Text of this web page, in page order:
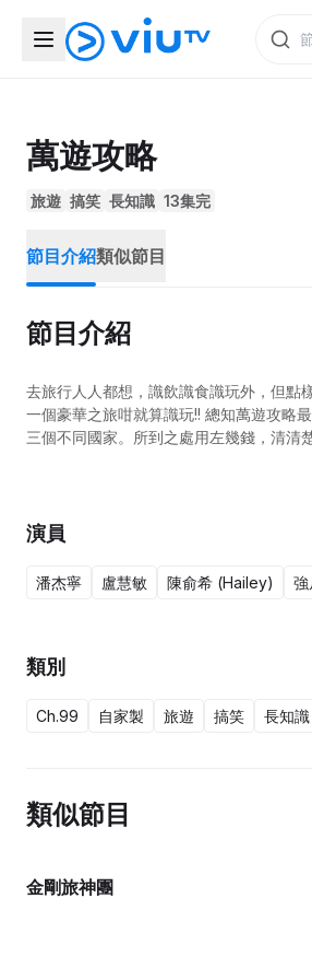
萬遊攻略
旅遊 搞笑 長知識 13集完
節目介紹類似節目
節目介紹
去旅行人人都想，識飲識食識玩外，但點
一個豪華之旅咁就算識玩!! 總知萬遊攻略
三個不同國家。所到之處用左幾錢，清清
演員
潘杰寧 盧慧敏 陳俞希 (Hailey) 強
類別
Ch.99 自家製 旅遊 搞笑 長知識
類似節目
金剛旅神團